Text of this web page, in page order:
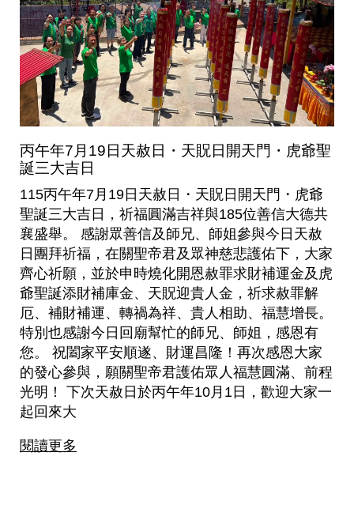
丙午年7月19日天赦日・天貺日開天門・虎爺聖
誕三大吉日
115丙午年7月19日天赦日・天貺日開天門・虎爺
聖誕三大吉日，祈福圓滿吉祥與185位善信大德共
襄盛舉。 感謝眾善信及師兄、師姐參與今日天赦
日團拜祈福，在關聖帝君及眾神慈悲護佑下，大家
齊心祈願，並於申時燒化開恩赦罪求財補運金及虎
爺聖誕添財補庫金、天貺迎貴人金，祈求赦罪解
厄、補財補運、轉禍為祥、貴人相助、福慧增長。
特別也感謝今日回廟幫忙的師兄、師姐，感恩有
您。 祝闔家平安順遂、財運昌隆！再次感恩大家
的發心參與，願關聖帝君護佑眾人福慧圓滿、前程
光明！ 下次天赦日於丙午年10月1日，歡迎大家一
起回來大
閱讀更多